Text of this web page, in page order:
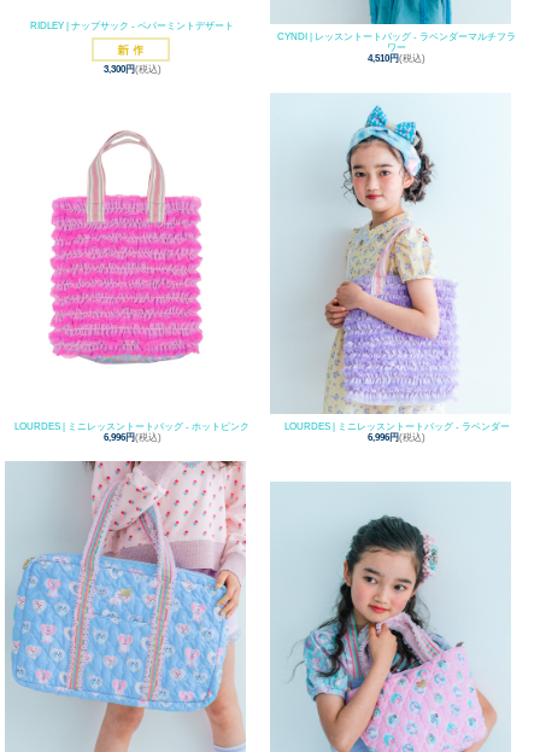
RIDLEY | ナップサック - ペパーミントデザート
3,300円(税込)
CYNDI | レッスントートバッグ - ラベンダーマルチフラ
ワー
4,510円(税込)
LOURDES | ミニレッスントートバッグ - ホットピンク
6,996円(税込)
LOURDES | ミニレッスントートバッグ - ラベンダー
6,996円(税込)